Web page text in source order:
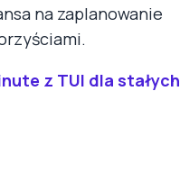
na zaplanowanie
z TUI dla stałych